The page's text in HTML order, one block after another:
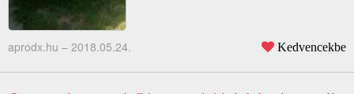
aprodx.hu – 2018.05.24. Kedvencekbe